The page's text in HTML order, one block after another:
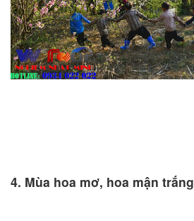
4. Mùa hoa mơ, hoa mận trắng